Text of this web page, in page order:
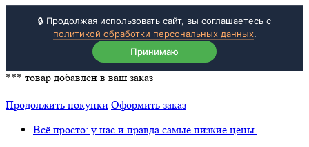
🔒 Продолжая использовать сайт, вы соглашаетесь с
политикой обработки персональных данных.
Принимаю
*** товар добавлен в ваш заказ
Продолжить покупки Оформить заказ
Всё просто: у нас и правда самые низкие цены.